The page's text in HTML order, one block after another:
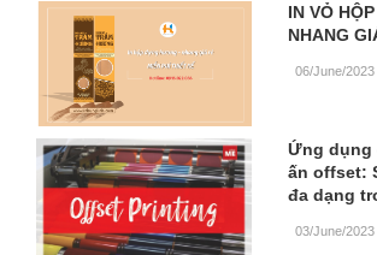
IN VỎ
NHANG
06/June/2023
Ứng dụng
ấn offset:
đa dạng
03/June/2023